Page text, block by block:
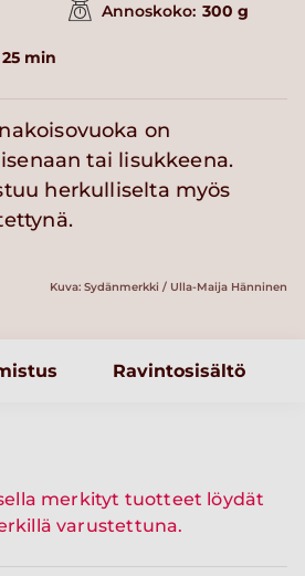
Annoskoko: 300 g
25 min
on
tai lisukkeena.
herkulliselta myös
Kuva: Sydänmerkki / Ulla-Maija Hänninen
Ravintosisältö
merkityt tuotteet löydät
varustettuna.